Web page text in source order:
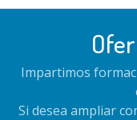
Impartimos
Si desea ampliar